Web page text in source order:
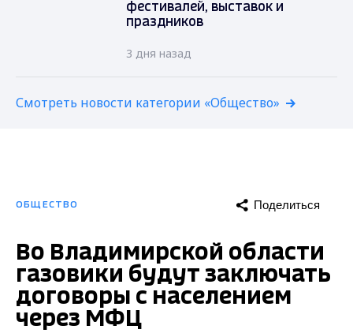
фестивалей, выставок и
праздников
3 дня назад
Смотреть новости категории «Общество»
ОБЩЕСТВО Поделиться
Во Владимирской области
газовики будут заключать
договоры с населением
через МФЦ